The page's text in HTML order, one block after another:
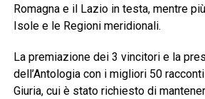
Romagna e il Lazio in testa, mentre
Isole e le Regioni meridionali.
La premiazione dei 3 vincitori e la
dell’Antologia con i migliori 50
Giuria, cui è stato richiesto di